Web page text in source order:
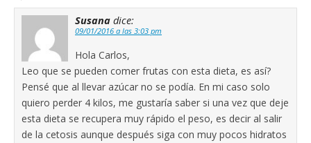
Susana dice:
09/01/2016 a las 3:03 pm
Hola Carlos,
Leo que se pueden comer frutas con esta dieta, es así?
Pensé que al llevar azúcar no se podía. En mi caso solo
quiero perder 4 kilos, me gustaría saber si una vez que deje
esta dieta se recupera muy rápido el peso, es decir al salir
de la cetosis aunque después siga con muy pocos hidratos